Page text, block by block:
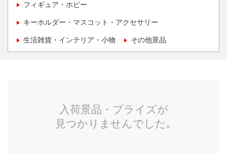
フィギュア・ホビー
キーホルダー・マスコット・アクセサリー
生活雑貨・インテリア・小物 その他景品